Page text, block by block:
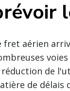
fret aérien
réduction de
de délais